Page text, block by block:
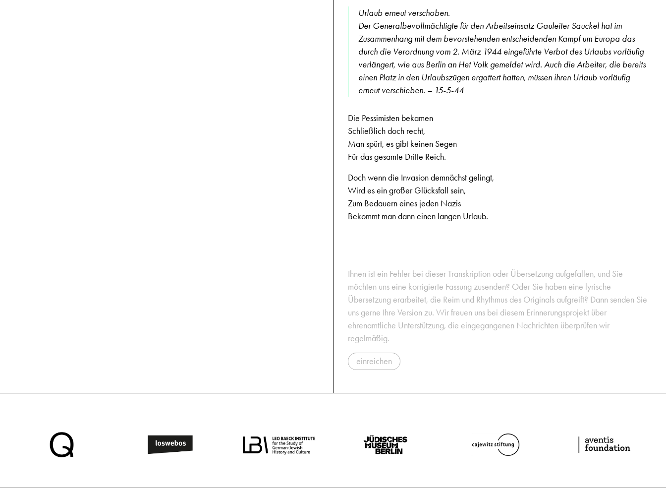
Urlaub erneut verschoben.
Der Generalbevollmächtigte für den Arbeitseinsatz Gauleiter Sauckel hat im
Zusammenhang mit dem bevorstehenden entscheidenden Kampf um Europa das
durch die Verordnung vom 2. März 1944 eingeführte Verbot des Urlaubs vorläufig
verlängert, wie aus Berlin an Het Volk gemeldet wird. Auch die Arbeiter, die bereits
einen Platz in den Urlaubszügen ergattert hatten, müssen ihren Urlaub vorläufig
erneut verschieben. – 15-5-44
Die Pessimisten bekamen
Schließlich doch recht,
Man spürt, es gibt keinen Segen
Für das gesamte Dritte Reich.
Doch wenn die Invasion demnächst gelingt,
Wird es ein großer Glücksfall sein,
Zum Bedauern eines jeden Nazis
Bekommt man dann einen langen Urlaub.
Ihnen ist ein Fehler bei dieser Transkription oder Übersetzung aufgefallen, und Sie
möchten uns eine korrigierte Fassung zusenden? Oder Sie haben eine lyrische
Übersetzung erarbeitet, die Reim und Rhythmus des Originals aufgreift? Dann senden Sie
uns gerne Ihre Version zu. Wir freuen uns bei diesem Erinnerungsprojekt über
ehrenamtliche Unterstützung, die eingegangenen Nachrichten überprüfen wir
regelmäßig.
einreichen